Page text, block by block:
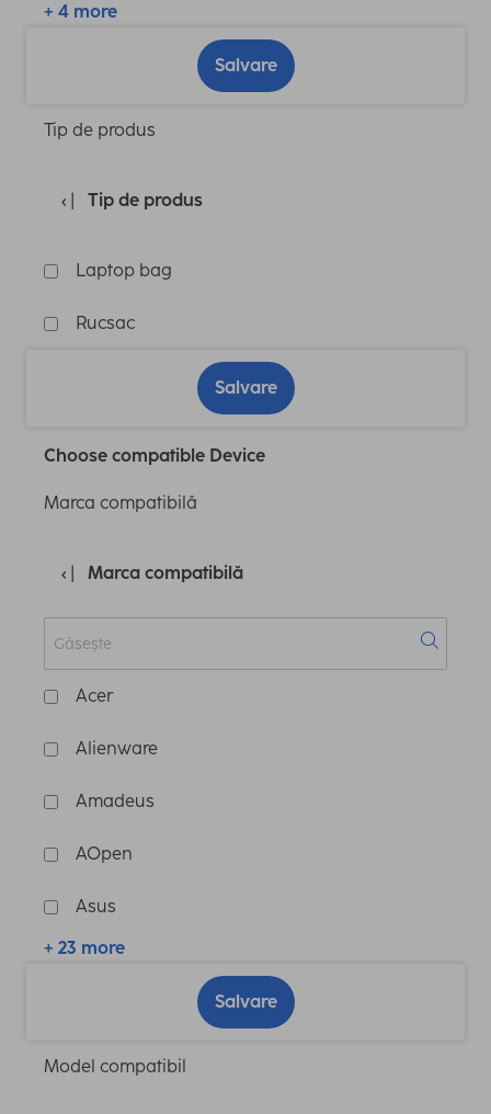
+ 4 more
Salvare
Tip de produs
Tip de produs
Laptop bag
Rucsac
Salvare
Choose compatible Device
Marca compatibilă
Marca compatibilă
Acer
Alienware
Amadeus
AOpen
Asus
+ 23 more
Salvare
Model compatibil